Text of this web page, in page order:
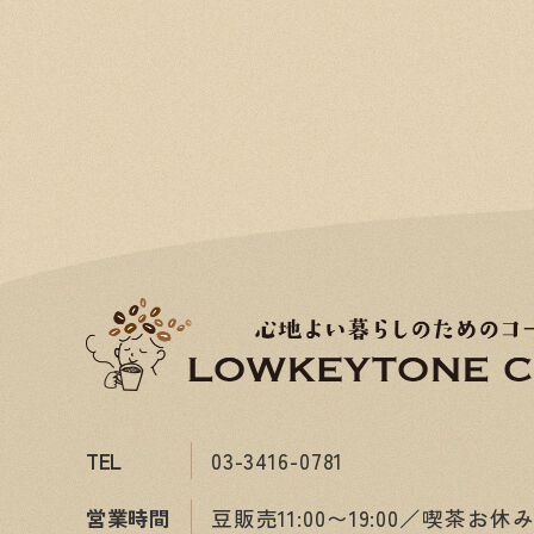
TEL
03-3416-0781
営業時間
豆販売11:00〜19:00／喫茶お休